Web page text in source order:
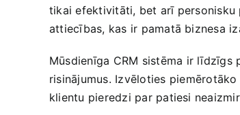
tikai efektivitāti, bet arī personisku
attiecības, kas ‌ir pamatā biznesa
Mūsdienīga CRM sistēma‍ ir
risinājumus. Izvēloties
klientu​ pieredzi par patiesi